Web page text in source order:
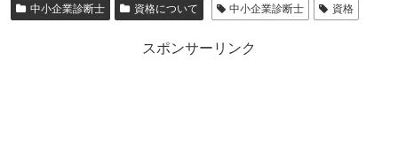
中小企業診断士 資格について 中小企業診断士 資格
スポンサーリンク